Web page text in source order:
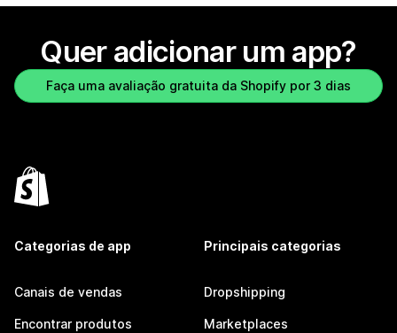
Quer adicionar um app?
Faça uma avaliação gratuita da Shopify por 3 dias
Categorias de app
Canais de vendas
Encontrar produtos
Principais categorias
Dropshipping
Marketplaces